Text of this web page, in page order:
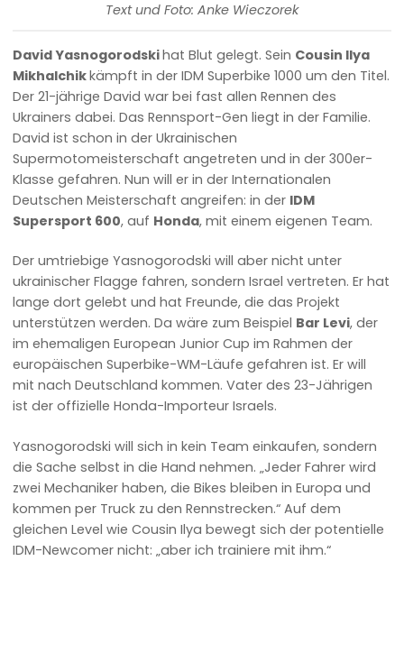
Text und Foto: Anke Wieczorek
David Yasnogorodskihat Blut gelegt. Sein Cousin Ilya
Mikhalchikkämpft in der IDM Superbike 1000 um den Titel.
Der 21-jährige David war bei fast allen Rennen des
Ukrainers dabei. Das Rennsport-Gen liegt in der Familie.
David ist schon in der Ukrainischen
Supermotomeisterschaft angetreten und in der 300er-
Klasse gefahren. Nun will er in der Internationalen
Deutschen Meisterschaft angreifen: in der IDM
Supersport 600, auf Honda, mit einem eigenen Team.
Der umtriebige Yasnogorodski will aber nicht unter
ukrainischer Flagge fahren, sondern Israel vertreten. Er hat
lange dort gelebt und hat Freunde, die das Projekt
unterstützen werden. Da wäre zum Beispiel Bar Levi, der
im ehemaligen European Junior Cup im Rahmen der
europäischen Superbike-WM-Läufe gefahren ist. Er will
mit nach Deutschland kommen. Vater des 23-Jährigen
ist der offizielle Honda-Importeur Israels.
Yasnogorodski will sich in kein Team einkaufen, sondern
die Sache selbst in die Hand nehmen. „Jeder Fahrer wird
zwei Mechaniker haben, die Bikes bleiben in Europa und
kommen per Truck zu den Rennstrecken.“ Auf dem
gleichen Level wie Cousin Ilya bewegt sich der potentielle
IDM-Newcomer nicht: „aber ich trainiere mit ihm.“